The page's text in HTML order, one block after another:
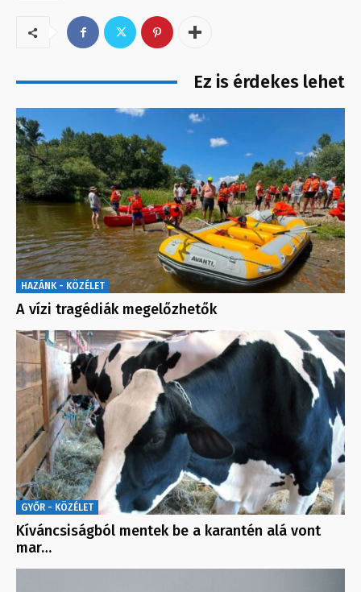
Ez is érdekes lehet
HAZÁNK - KÖZÉLET
A vízi tragédiák megelőzhetők
GYŐR - KÖZÉLET
Kíváncsiságból mentek be a karantén alá vont
mar…